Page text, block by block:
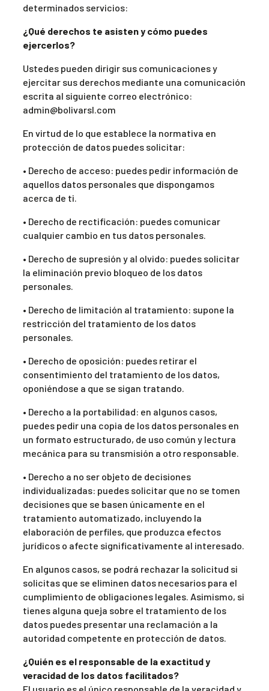
determinados servicios:
¿Qué derechos te asisten y cómo puedes
ejercerlos?
Ustedes pueden dirigir sus comunicaciones y
ejercitar sus derechos mediante una comunicación
escrita al siguiente correo electrónico:
admin@bolivarsl.com
En virtud de lo que establece la normativa en
protección de datos puedes solicitar:
• Derecho de acceso: puedes pedir información de
aquellos datos personales que dispongamos
acerca de ti.
• Derecho de rectificación: puedes comunicar
cualquier cambio en tus datos personales.
• Derecho de supresión y al olvido: puedes solicitar
la eliminación previo bloqueo de los datos
personales.
• Derecho de limitación al tratamiento: supone la
restricción del tratamiento de los datos
personales.
• Derecho de oposición: puedes retirar el
consentimiento del tratamiento de los datos,
oponiéndose a que se sigan tratando.
• Derecho a la portabilidad: en algunos casos,
puedes pedir una copia de los datos personales en
un formato estructurado, de uso común y lectura
mecánica para su transmisión a otro responsable.
• Derecho a no ser objeto de decisiones
individualizadas: puedes solicitar que no se tomen
decisiones que se basen únicamente en el
tratamiento automatizado, incluyendo la
elaboración de perfiles, que produzca efectos
jurídicos o afecte significativamente al interesado.
En algunos casos, se podrá rechazar la solicitud si
solicitas que se eliminen datos necesarios para el
cumplimiento de obligaciones legales. Asimismo, si
tienes alguna queja sobre el tratamiento de los
datos puedes presentar una reclamación a la
autoridad competente en protección de datos.
¿Quién es el responsable de la exactitud y
veracidad de los datos facilitados?